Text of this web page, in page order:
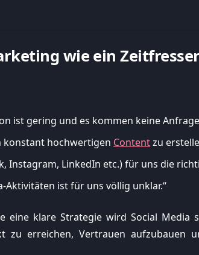
wie ein
ist gering und es kommen keine
konstant hochwertigen Contentzu
Instagram, LinkedIn etc.) für uns die
Aktivitäten ist für uns völlig unklar.“
eine klare Strategie wird Social Media
zu erreichen, Vertrauen aufzubauen